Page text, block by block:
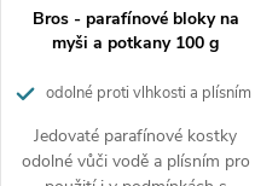
o
d
p
r
o
Bros - parafínové bloky na
myši a potkany 100 g
odolné proti vlhkosti a plísním
Jedovaté parafínové kostky
odolné vůči vodě a plísním pro